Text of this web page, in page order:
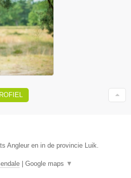
Angleur en in de provincie Luik.
Google maps ▼